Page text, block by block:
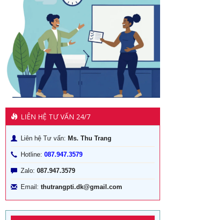
LIÊN HỆ TƯ VẤN 24/7
Liên hệ Tư vấn: Ms. Thu Trang
Hotline: 087.947.3579
Zalo: 087.947.3579
Email: thutrangpti.dk@gmail.com